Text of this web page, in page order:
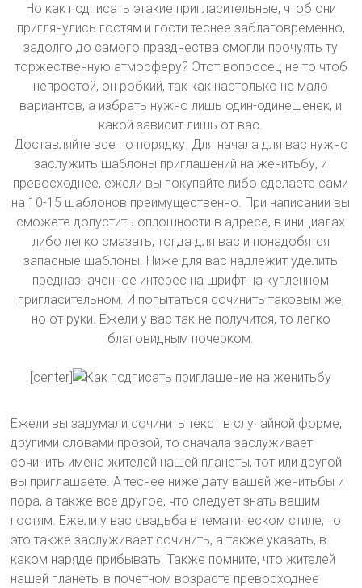
Но как подписать этакие пригласительные, чтоб они
приглянулись гостям и гости теснее заблаговременно,
задолго до самого празднества смогли прочуять ту
торжественную атмосферу? Этот вопросец не то чтоб
непростой, он робкий, так как настолько не мало
вариантов, а избрать нужно лишь один-одинешенек, и
какой зависит лишь от вас.
Доставляйте все по порядку. Для начала для вас нужно
заслужить шаблоны приглашений на женитьбу, и
превосходнее, ежели вы покупайте либо сделаете сами
на 10-15 шаблонов преимущественно. При написании вы
сможете допустить оплошности в адресе, в инициалах
либо легко смазать, тогда для вас и понадобятся
запасные шаблоны. Ниже для вас надлежит уделить
предназначенное интерес на шрифт на купленном
пригласительном. И попытаться сочинить таковым же,
но от руки. Ежели у вас так не получится, то легко
благовидным почерком.
[center]
Ежели вы задумали сочинить текст в случайной форме,
другими словами прозой, то сначала заслуживает
сочинить имена жителей нашей планеты, тот или другой
вы приглашаете. А теснее ниже дату вашей женитьбы и
пора, а также все другое, что следует знать вашим
гостям. Ежели у вас свадьба в тематическом стиле, то
это также заслуживает сочинить, а также указать, в
каком наряде прибывать. Также помните, что жителей
нашей планеты в почетном возрасте превосходнее